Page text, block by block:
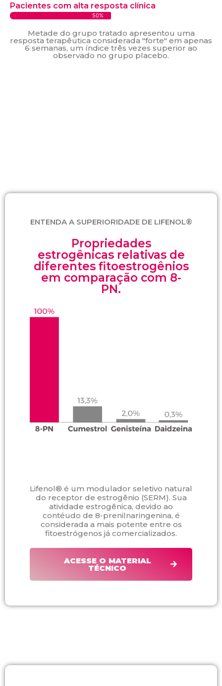
Pacientes com alta resposta clínica
50%
Metade do grupo tratado apresentou uma
resposta terapêutica considerada "forte" em apenas
6 semanas, um índice três vezes superior ao
observado no grupo placebo.
ENTENDA A SUPERIORIDADE DE LIFENOL®
Propriedades
estrogênicas relativas de
diferentes fitoestrogênios
em comparação com 8-
PN.
Lifenol® é um modulador seletivo natural
do receptor de estrogênio (SERM). Sua
atividade estrogênica, devido ao
contéudo de 8-prenilnaringenina, é
considerada a mais potente entre os
fitoestrógenos já comercializados.
ACESSE O MATERIAL
TÉCNICO